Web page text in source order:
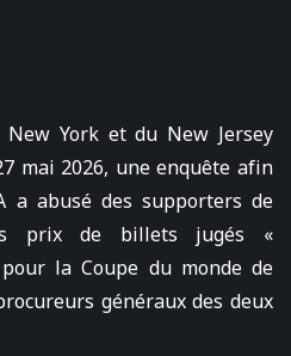
York et du New Jersey
mai 2026, une enquête afin
a abusé des supporters de
prix de billets jugés «
la Coupe du monde de
généraux des deux